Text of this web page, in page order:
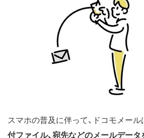
スマホの普及に伴って、ドコモメール
付ファイル、宛先などのメールデータ